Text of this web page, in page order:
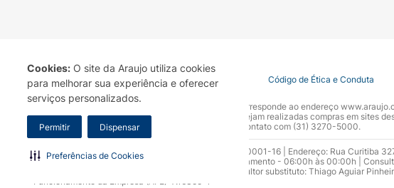
Cookies: O site da Araujo utiliza cookies
para melhorar sua experiência e oferecer
serviços personalizados.
Permitir Dispensar
Preferências de Cookies
Termo de Uso Portal da Privacidade Covid-19 Código de Ética e Conduta
A Drogaria Araujo S/A informa que o seu site oficial corresponde ao endereço
marca. Para sua segurança recomendamos que não sejam realizadas compras em sites
Araujo S.A. Em caso de dúvidas, gentileza entrar em contato com (31) 3270-5000.
Razão Social: Drogaria Araujo S.A | CNPJ: 17.256.512.0001-16 | Endereço: Rua Curitiba
0300.313.1010 e (31) 3270-5000 Horário de funcionamento - 06:00h às 00:00h |
10.965 | Yasmin Silva Alvarenga – CRF 52.584 - Consultor substituto: Thiago Aguiar
Funcionamento da Empresa (AFE): 7.16355-1